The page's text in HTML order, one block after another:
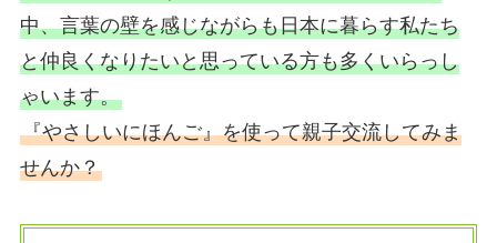
中、言葉の壁を感じながらも日本に暮らす私たち
と仲良くなりたいと思っている方も多くいらっし
ゃいます。
『やさしいにほんご』を使って親子交流してみま
せんか？